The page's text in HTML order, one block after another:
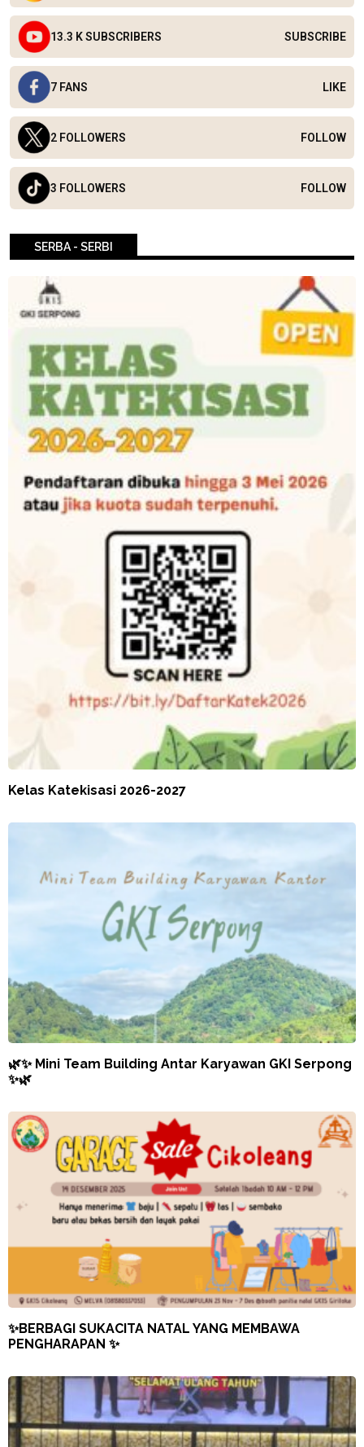
13.3 K SUBSCRIBERS SUBSCRIBE
7 FANS LIKE
2 FOLLOWERS FOLLOW
3 FOLLOWERS FOLLOW
SERBA - SERBI
Kelas Katekisasi 2026-2027
🌿✨ Mini Team Building Antar Karyawan GKI Serpong
✨🌿
✨BERBAGI SUKACITA NATAL YANG MEMBAWA
PENGHARAPAN ✨